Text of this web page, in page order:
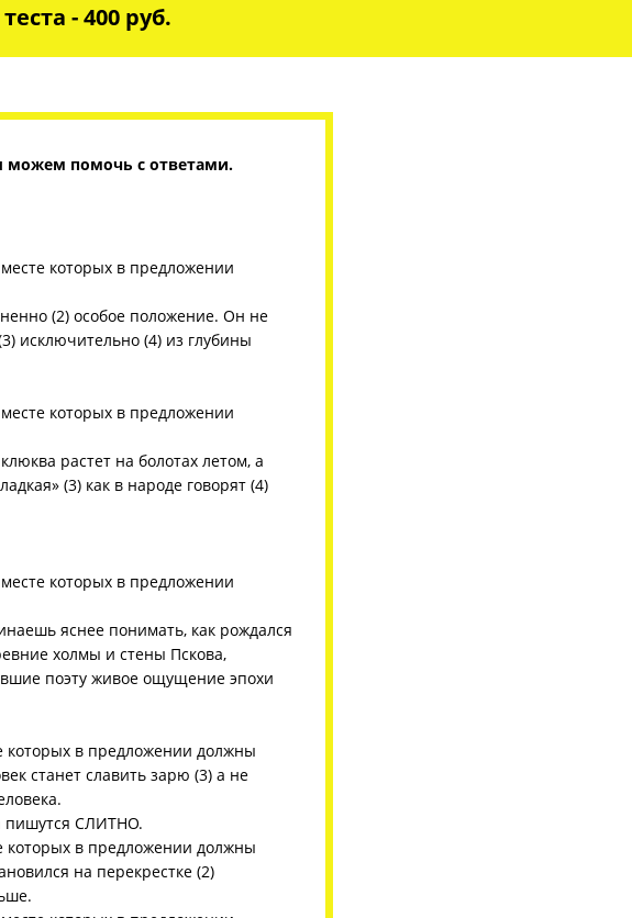
- 400 руб.
можем помочь с ответами.
которых в предложении
(2) особое положение. Он не
исключительно (4) из глубины
которых в предложении
растет на болотах летом, а
(3) как в народе говорят (4)
которых в предложении
яснее понимать, как рождался
холмы и стены Пскова,
поэту живое ощущение эпохи
которых в предложении должны
станет славить зарю (3) а не
пишутся СЛИТНО.
которых в предложении должны
на перекрестке (2)